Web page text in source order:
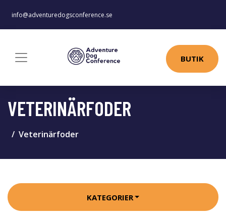
info@adventuredogsconference.se
BUTIK
VETERINÄRFODER
Veterinärfoder
KATEGORIER